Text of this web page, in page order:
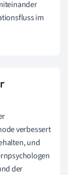
im
verbessert
und
der